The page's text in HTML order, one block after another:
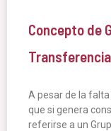
Concepto de
A pesar de la
que si genera
referirse a un